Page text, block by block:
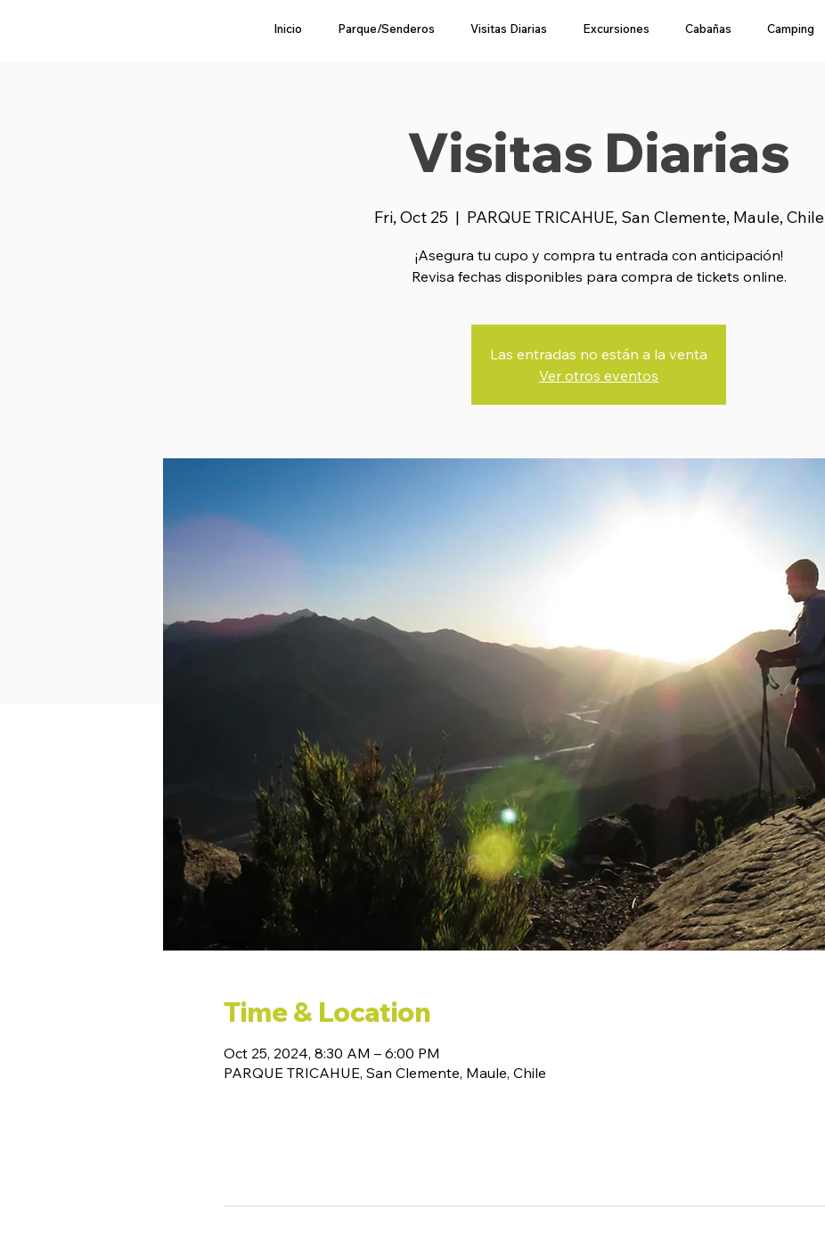
Inicio Parque/Senderos Visitas Diarias Excursiones Cabañas Camping
Visitas Diarias
Fri, Oct 25
  |
PARQUE TRICAHUE, San Clemente, Maule, Chile
¡Asegura tu cupo y compra tu entrada con anticipación!
Revisa fechas disponibles para compra de tickets online.
Las entradas no están a la venta
Ver otros eventos
Time & Location
Oct 25, 2024, 8:30 AM – 6:00 PM
PARQUE TRICAHUE, San Clemente, Maule, Chile